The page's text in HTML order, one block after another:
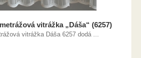
vitrážka „Dáša“ (6257)
vitrážka Dáša 6257 dodá ...